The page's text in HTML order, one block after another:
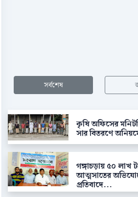
সর্বশেষ
কৃষি অফিসের
সার বিতরণে
গঙ্গাচড়ায় ৫০ লাখ
আত্মসাতের
প্রতিবাদে...